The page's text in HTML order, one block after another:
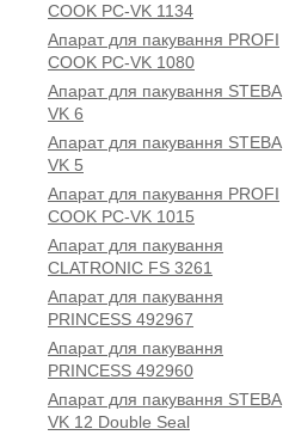
COOK PC-VK 1134
Апарат для пакування PROFI
COOK PC-VK 1080
Апарат для пакування STEBA
VK 6
Апарат для пакування STEBA
VK 5
Апарат для пакування PROFI
COOK PC-VK 1015
Апарат для пакування
CLATRONIC FS 3261
Апарат для пакування
PRINCESS 492967
Апарат для пакування
PRINCESS 492960
Апарат для пакування STEBA
VK 12 Double Seal